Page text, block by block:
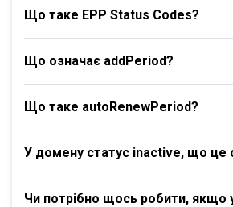
Що таке EPP Status Codes?
Що означає addPeriod?
Що таке autoRenewPeriod?
У домену статус inactive, що це
Чи потрібно щось робити, якщо